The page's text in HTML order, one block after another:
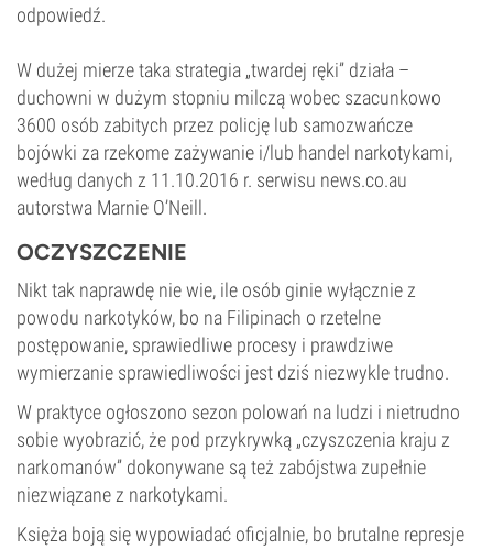
odpowiedź.
W dużej mierze taka strategia „twardej ręki” działa –
duchowni w dużym stopniu milczą wobec szacunkowo
3600 osób zabitych przez policję lub samozwańcze
bojówki za rzekome zażywanie i/lub handel narkotykami,
według danych z 11.10.2016 r. serwisu news.co.au
autorstwa Marnie O’Neill.
OCZYSZCZENIE
Nikt tak naprawdę nie wie, ile osób ginie wyłącznie z
powodu narkotyków, bo na Filipinach o rzetelne
postępowanie, sprawiedliwe procesy i prawdziwe
wymierzanie sprawiedliwości jest dziś niezwykle trudno.
W praktyce ogłoszono sezon polowań na ludzi i nietrudno
sobie wyobrazić, że pod przykrywką „czyszczenia kraju z
narkomanów” dokonywane są też zabójstwa zupełnie
niezwiązane z narkotykami.
Księża boją się wypowiadać oficjalnie, bo brutalne represje